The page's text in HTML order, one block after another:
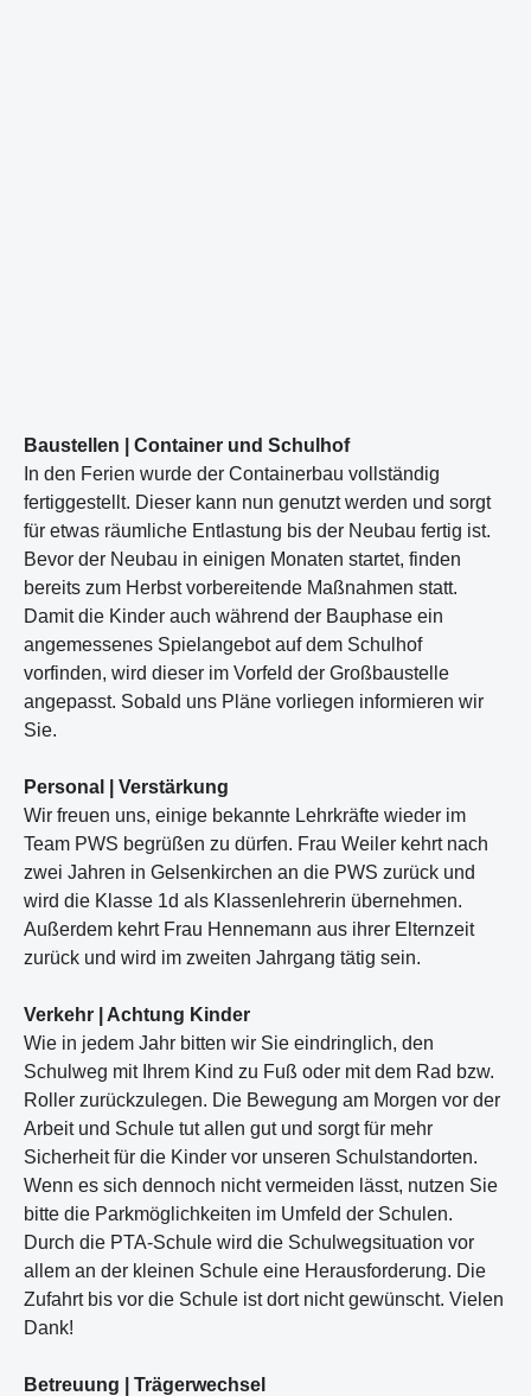
Baustellen | Container und Schulhof
In den Ferien wurde der Containerbau vollständig
fertiggestellt. Dieser kann nun genutzt werden und sorgt
für etwas räumliche Entlastung bis der Neubau fertig ist.
Bevor der Neubau in einigen Monaten startet, finden
bereits zum Herbst vorbereitende Maßnahmen statt.
Damit die Kinder auch während der Bauphase ein
angemessenes Spielangebot auf dem Schulhof
vorfinden, wird dieser im Vorfeld der Großbaustelle
angepasst. Sobald uns Pläne vorliegen informieren wir
Sie.
Personal | Verstärkung
Wir freuen uns, einige bekannte Lehrkräfte wieder im
Team PWS begrüßen zu dürfen. Frau Weiler kehrt nach
zwei Jahren in Gelsenkirchen an die PWS zurück und
wird die Klasse 1d als Klassenlehrerin übernehmen.
Außerdem kehrt Frau Hennemann aus ihrer Elternzeit
zurück und wird im zweiten Jahrgang tätig sein.
Verkehr | Achtung Kinder
Wie in jedem Jahr bitten wir Sie eindringlich, den
Schulweg mit Ihrem Kind zu Fuß oder mit dem Rad bzw.
Roller zurückzulegen. Die Bewegung am Morgen vor der
Arbeit und Schule tut allen gut und sorgt für mehr
Sicherheit für die Kinder vor unseren Schulstandorten.
Wenn es sich dennoch nicht vermeiden lässt, nutzen Sie
bitte die Parkmöglichkeiten im Umfeld der Schulen.
Durch die PTA-Schule wird die Schulwegsituation vor
allem an der kleinen Schule eine Herausforderung. Die
Zufahrt bis vor die Schule ist dort nicht gewünscht. Vielen
Dank!
Betreuung | Trägerwechsel